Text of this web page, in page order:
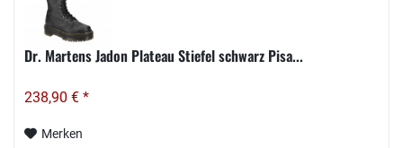
Dr. Martens Jadon Plateau Stiefel schwarz Pisa...
238,90 € *
Merken